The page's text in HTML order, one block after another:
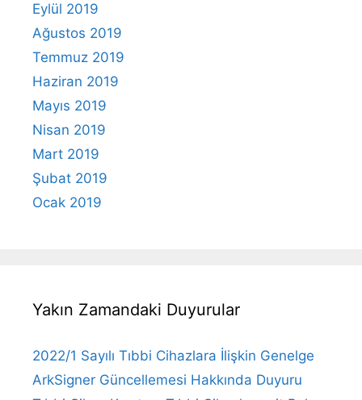
Eylül 2019
Ağustos 2019
Temmuz 2019
Haziran 2019
Mayıs 2019
Nisan 2019
Mart 2019
Şubat 2019
Ocak 2019
Yakın Zamandaki Duyurular
2022/1 Sayılı Tıbbi Cihazlara İlişkin Genelge
ArkSigner Güncellemesi Hakkında Duyuru